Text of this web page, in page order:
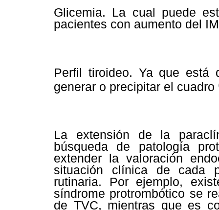
Glicemia. La cual puede
pacientes con aumento del
Perfil tiroideo. Ya que está
generar o precipitar el cuadro
La extensión de la
búsqueda de patología
extender la valoración
situación clínica de cada
rutinaria. Por ejemplo,
síndrome protrombótico se
de TVC, mientras que es